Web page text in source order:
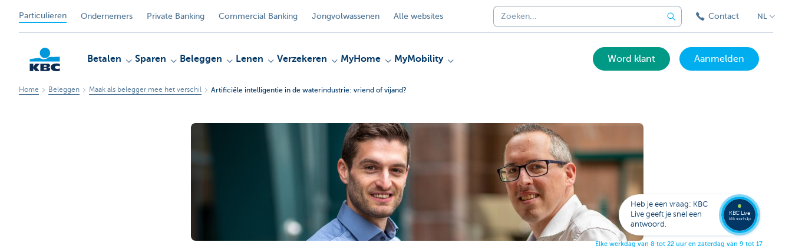
Particulieren Ondernemers Private Banking Commercial Banking Jongvolwassenen Alle websites Contact NL
Betalen Sparen Beleggen Lenen Verzekeren MyHome MyMobility Word klant Aanmelden
Home Beleggen Maak als belegger mee het verschil Artificiële intelligentie in de waterindustrie: vriend of vijand?
Heb je een vraag: KBC
Live geeft je snel een
antwoord.
Elke werkdag van 8 tot 22 uur en zaterdag van 9 tot 17
KBC Live
klik voor hulp